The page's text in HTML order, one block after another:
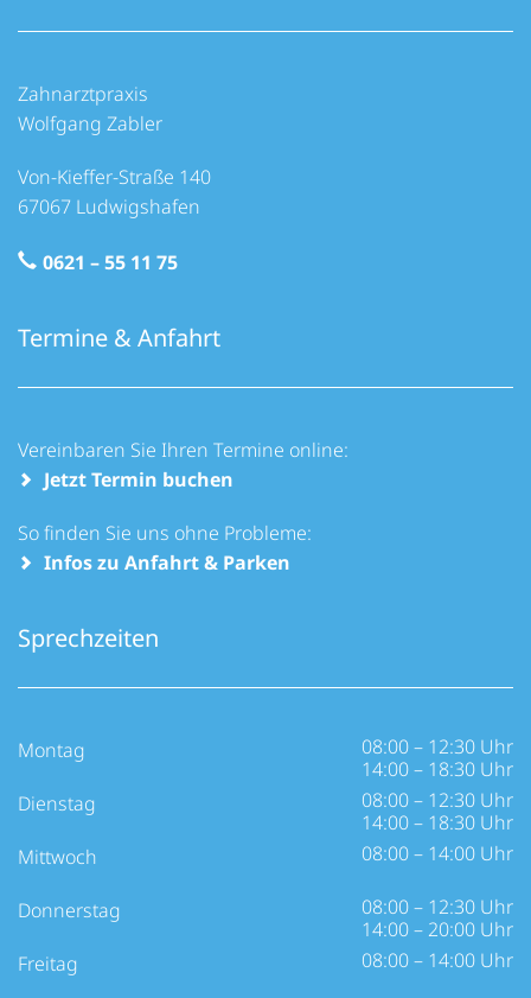
Zahnarztpraxis
Wolfgang Zabler
Von-Kieffer-Straße 140
67067 Ludwigshafen
0621 – 55 11 75
Termine & Anfahrt
Vereinbaren Sie Ihren Termine online:
Jetzt Termin buchen
So finden Sie uns ohne Probleme:
Infos zu Anfahrt & Parken
Sprechzeiten
Montag
08:00 – 12:30 Uhr
14:00 – 18:30 Uhr
Dienstag
08:00 – 12:30 Uhr
14:00 – 18:30 Uhr
Mittwoch
08:00 – 14:00 Uhr
Donnerstag
08:00 – 12:30 Uhr
14:00 – 20:00 Uhr
Freitag
08:00 – 14:00 Uhr